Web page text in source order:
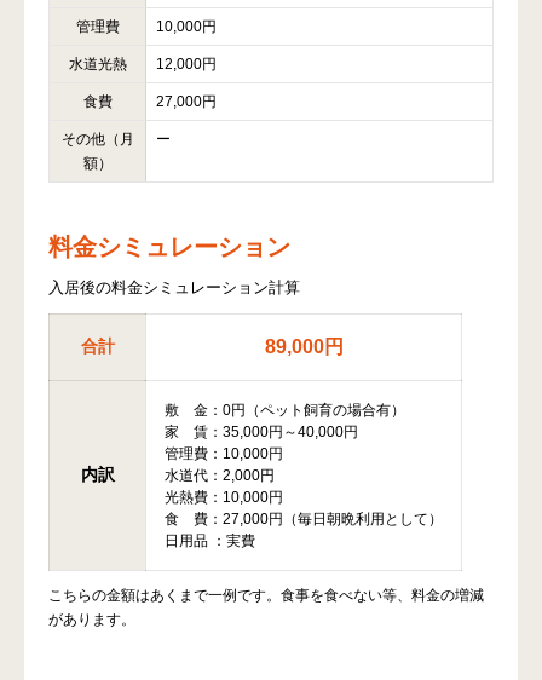
管理費 10,000円
水道光熱 12,000円
食費 27,000円
その他（月
額）
ー
料金シミュレーション
入居後の料金シミュレーション計算
合計 89,000円
内訳
敷 金：0円（ペット飼育の場合有）
家 賃：35,000円～40,000円
管理費：10,000円
水道代：2,000円
光熱費：10,000円
食 費：27,000円（毎日朝晩利用として）
日用品 ：実費
こちらの金額はあくまで一例です。食事を食べない等、料金の増減
があります。